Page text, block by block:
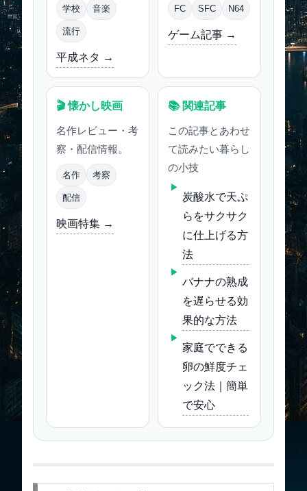
学校 音楽
流行
平成ネタ →
FC SFC N64
ゲーム記事 →
🎬 懐かし映画
名作レビュー・考
察・配信情報。
名作 考察
配信
映画特集 →
📚 関連記事
この記事とあわせ
て読みたい暮らし
の小技
炭酸水で天ぷ
らをサクサク
に仕上げる方
法
バナナの熟成
を遅らせる効
果的な方法
家庭でできる
卵の鮮度チェ
ック法｜簡単
で安心